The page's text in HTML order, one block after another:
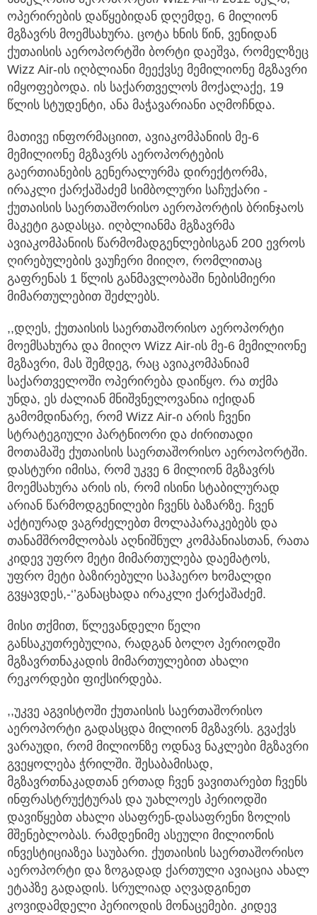
ოპერირების დაწყებიდან დღემდე, 6 მილიონ
მგზავრს მოემსახურა. ცოტა ხნის წინ, ვენიდან
ქუთაისის აეროპორტში ბორტი დაეშვა, რომელზეც
Wizz Air-ის იღბლიანი მეექვსე მემილიონე მგზავრი
იმყოფებოდა. ის საქართველოს მოქალაქე, 19
წლის სტუდენტი, ანა მაჭავარიანი აღმოჩნდა.
მათივე ინფორმაციით, ავიაკომპანიის მე-6
მემილიონე მგზავრს აეროპორტების
გაერთიანების გენერალურმა დირექტორმა,
ირაკლი ქარქაშაძემ სიმბოლური საჩუქარი -
ქუთაისის საერთაშორისო აეროპორტის ბრინჯაოს
მაკეტი გადასცა. იღბლიანმა მგზავრმა
ავიაკომპანიის წარმომადგენლებისგან 200 ევროს
ღირებულების ვაუჩერი მიიღო, რომლითაც
გაფრენას 1 წლის განმავლობაში ნებისმიერი
მიმართულებით შეძლებს.
,,დღეს, ქუთაისის საერთაშორისო აეროპორტი
მოემსახურა და მიიღო Wizz Air-ის მე-6 მემილიონე
მგზავრი, მას შემდეგ, რაც ავიაკომპანიამ
საქართველოში ოპერირება დაიწყო. რა თქმა
უნდა, ეს ძალიან მნიშვნელოვანია იქიდან
გამომდინარე, რომ Wizz Air-ი არის ჩვენი
სტრატეგიული პარტნიორი და ძირითადი
მოთამაშე ქუთაისის საერთაშორისო აეროპორტში.
დასტური იმისა, რომ უკვე 6 მილიონ მგზავრს
მოემსახურა არის ის, რომ ისინი სტაბილურად
არიან წარმოდგენილები ჩვენს ბაზარზე. ჩვენ
აქტიურად ვაგრძელებთ მოლაპარაკებებს და
თანამშრომლობას აღნიშნულ კომპანიასთან, რათა
კიდევ უფრო მეტი მიმართულება დაემატოს,
უფრო მეტი ბაზირებული საჰაერო ხომალდი
გვყავდეს,-‘’განაცხადა ირაკლი ქარქაშაძემ.
მისი თქმით, წლევანდელი წელი
განსაკუთრებულია, რადგან ბოლო პერიოდში
მგზავრთნაკადის მიმართულებით ახალი
რეკორდები ფიქსირდება.
,,უკვე აგვისტოში ქუთაისის საერთაშორისო
აეროპორტი გადასცდა მილიონ მგზავრს. გვაქვს
ვარაუდი, რომ მილიონზე ოდნავ ნაკლები მგზავრი
გვეყოლება ჭრილში. შესაბამისად,
მგზავრთნაკადთან ერთად ჩვენ ვავითარებთ ჩვენს
ინფრასტრუქტურას და უახლოეს პერიოდში
დავიწყებთ ახალი ასაფრენ-დასაფრენი ზოლის
მშენებლობას. რამდენიმე ასეული მილიონის
ინვესტიციაზეა საუბარი. ქუთაისის საერთაშორისო
აეროპორტი და ზოგადად ქართული ავიაცია ახალ
ეტაპზე გადადის. სრულიად აღვადგინეთ
კოვიდამდელი პერიოდის მონაცემები. კიდევ